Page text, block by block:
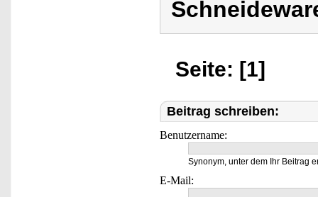
Seite: [1]
Beitrag schreiben:
Benutzername:
Synonym, unter dem Ihr Beitrag
E-Mail: